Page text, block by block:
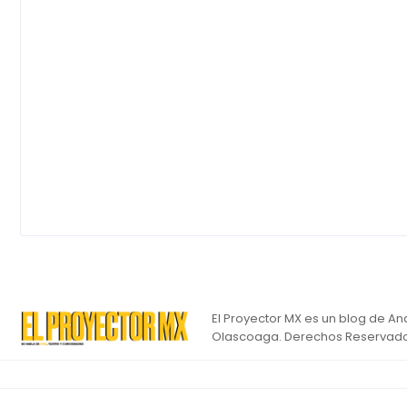
El Proyector MX es un blog de
Olascoaga. Derechos